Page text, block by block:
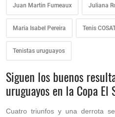
Juan Martin Fumeaux Juliana
Maria Isabel Pereira Tenis
Tenistas uruguayos
Siguen los buenos
uruguayos en la Copa El
Cuatro triunfos y una derrota